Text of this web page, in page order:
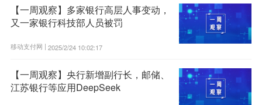
【一周观察】多家银行高层人事变动，
又一家银行科技部人员被罚
移动支付网 | 2025/2/24 10:02:17
【一周观察】央行新增副行长，邮储、
江苏银行等应用DeepSeek